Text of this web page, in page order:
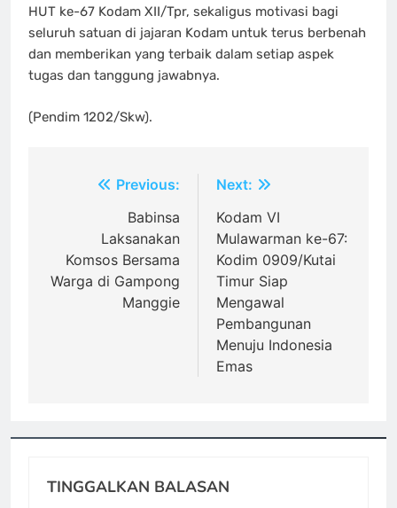
HUT ke-67 Kodam XII/Tpr, sekaligus motivasi bagi
seluruh satuan di jajaran Kodam untuk terus berbenah
dan memberikan yang terbaik dalam setiap aspek
tugas dan tanggung jawabnya.
(Pendim 1202/Skw).
NavigasiPrevious:
Babinsa
Laksanakan
Komsos Bersama
Warga di Gampong
Manggie
Next:
Kodam VI
Mulawarman ke-67:
Kodim 0909/Kutai
Timur Siap
Mengawal
Pembangunan
Menuju Indonesia
Emas
TINGGALKAN BALASAN